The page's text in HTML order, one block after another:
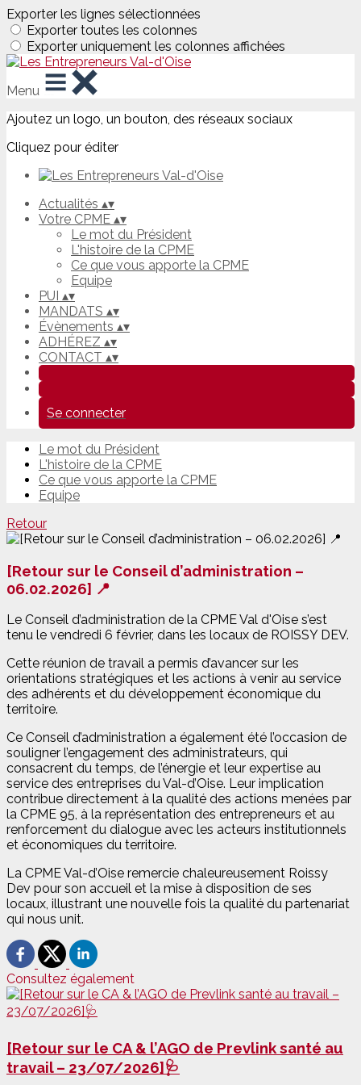
Exporter les lignes sélectionnées
Exporter toutes les colonnes
Exporter uniquement les colonnes affichées
Menu
Ajoutez un logo, un bouton, des réseaux sociaux
Cliquez pour éditer
Actualités ▴▾
Votre CPME ▴▾
Le mot du Président
L'histoire de la CPME
Ce que vous apporte la CPME
Equipe
PUI ▴▾
MANDATS ▴▾
Évènements ▴▾
ADHÉREZ ▴▾
CONTACT ▴▾
Se connecter
Le mot du Président
L'histoire de la CPME
Ce que vous apporte la CPME
Equipe
Retour
[Retour sur le Conseil d’administration –
06.02.2026] 📍
Le Conseil d’administration de la CPME Val d'Oise s’est
tenu le vendredi 6 février, dans les locaux de ROISSY DEV.
Cette réunion de travail a permis d’avancer sur les
orientations stratégiques et les actions à venir au service
des adhérents et du développement économique du
territoire.
Ce Conseil d’administration a également été l’occasion de
souligner l’engagement des administrateurs, qui
consacrent du temps, de l’énergie et leur expertise au
service des entreprises du Val-d’Oise. Leur implication
contribue directement à la qualité des actions menées par
la CPME 95, à la représentation des entrepreneurs et au
renforcement du dialogue avec les acteurs institutionnels
et économiques du territoire.
La CPME Val-d’Oise remercie chaleureusement Roissy
Dev pour son accueil et la mise à disposition de ses
locaux, illustrant une nouvelle fois la qualité du partenariat
qui nous unit.
Consultez également
[Retour sur le CA & l’AGO de Prevlink santé au
travail – 23/07/2026]🩺